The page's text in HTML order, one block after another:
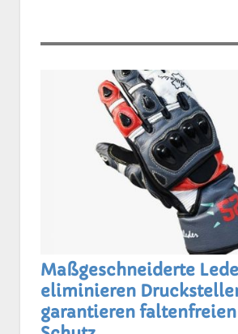
Maßgeschneiderte
eliminieren
garantieren